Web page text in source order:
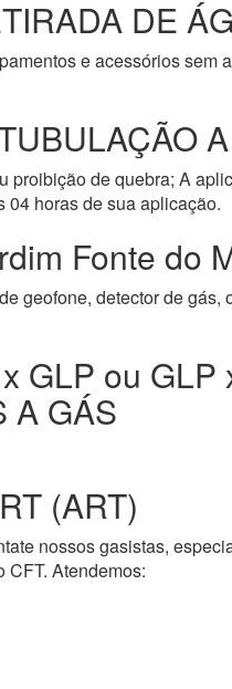
DE
e acessórios sem
de quebra; A
04 horas de sua aplicação.
Fonte do
geofone, detector de
GLP ou GLP
A GÁS
(ART)
nossos gasistas,
Atendemos: